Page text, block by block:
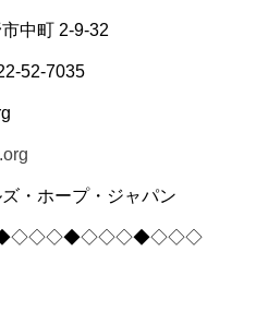
中町 2-9-32
52-7035
・ホープ・ジャパン